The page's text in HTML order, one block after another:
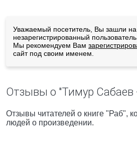
Уважаемый посетитель, Вы зашли на
незарегистрированный пользователь.
Мы рекомендуем Вам
сайт под своим именем.
Отзывы о "Тимур Сабаев
Отзывы читателей о книге "Раб",
людей о произведении.